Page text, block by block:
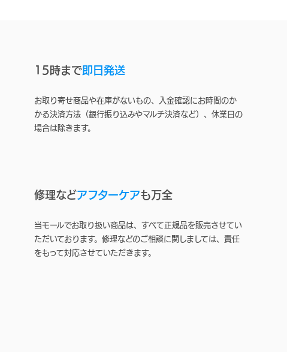
15時まで即日発送
お取り寄せ商品や在庫がないもの、入金確認にお時間のか
かる決済方法（銀行振り込みやマルチ決済など）、休業日の
場合は除きます。
修理などアフターケアも万全
当モールでお取り扱い商品は、すべて正規品を販売させてい
ただいております。修理などのご相談に関しましては、責任
をもって対応させていただきます。